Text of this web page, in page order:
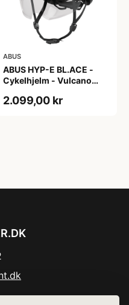
ABUS
ABUS HYP-E BL.ACE -
Cykelhjelm - Vulcano
2.099,00 kr